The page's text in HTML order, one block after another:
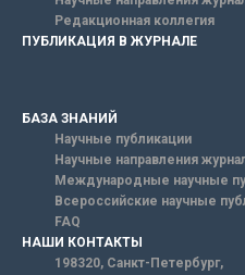
Редакционная коллегия
ПУБЛИКАЦИЯ В ЖУРНАЛЕ
БАЗА ЗНАНИЙ
Научные публикации
Научные направления
Международные научные
Всероссийские научные
FAQ
НАШИ КОНТАКТЫ
198320, Санкт-Петербург,